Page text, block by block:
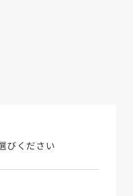
びください